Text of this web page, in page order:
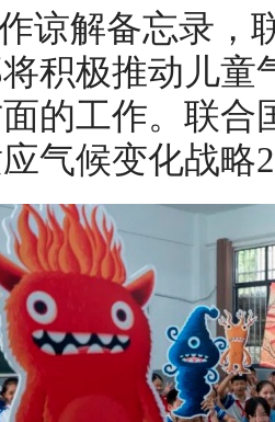
谅解备忘录，
积极推动儿童
的工作。联合
气候变化战略